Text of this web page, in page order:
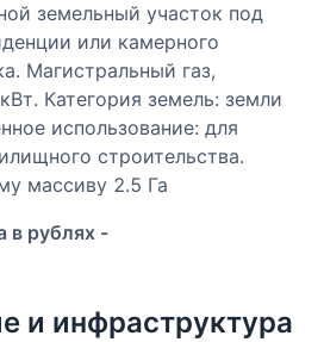
земельный участок под
или камерного
Магистральный газ,
Категория земель: земли
использование: для
строительства.
массиву 2.5 Га
в рублях -
и инфраструктура